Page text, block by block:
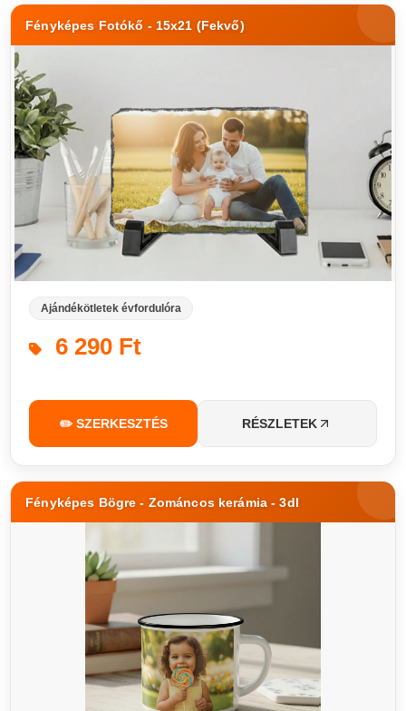
Fényképes Fotókő - 15x21 (Fekvő)
Ajándékötletek évfordulóra
6 290 Ft
✏️ SZERKESZTÉS RÉSZLETEK
Fényképes Bögre - Zománcos kerámia - 3dl